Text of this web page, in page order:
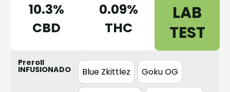
10.3%
CBD
0.09%
THC
LAB
TEST
Preroll
INFUSIONADO Blue Zkittlez
Blue Zkittlez
Goku OG
Goku OG